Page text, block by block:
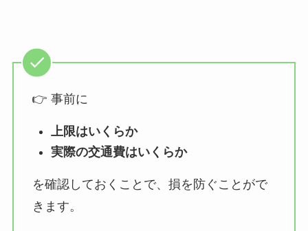
👉 事前に
上限はいくらか
実際の交通費はいくらか
を確認しておくことで、損を防ぐことがで
きます。